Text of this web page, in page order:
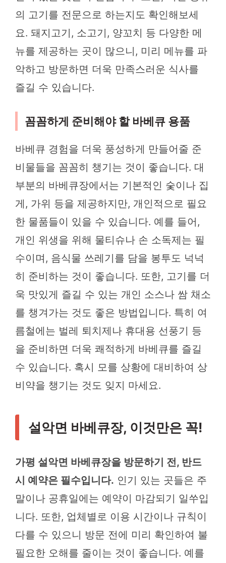
의 고기를 전문으로 하는지도 확인해보세
요. 돼지고기, 소고기, 양꼬치 등 다양한 메
뉴를 제공하는 곳이 많으니, 미리 메뉴를 파
악하고 방문하면 더욱 만족스러운 식사를
즐길 수 있습니다.
꼼꼼하게 준비해야 할 바베큐 용품
바베큐 경험을 더욱 풍성하게 만들어줄 준
비물들을 꼼꼼히 챙기는 것이 좋습니다. 대
부분의 바베큐장에서는 기본적인 숯이나 집
게, 가위 등을 제공하지만, 개인적으로 필요
한 물품들이 있을 수 있습니다. 예를 들어,
개인 위생을 위해 물티슈나 손 소독제는 필
수이며, 음식물 쓰레기를 담을 봉투도 넉넉
히 준비하는 것이 좋습니다. 또한, 고기를 더
욱 맛있게 즐길 수 있는 개인 소스나 쌈 채소
를 챙겨가는 것도 좋은 방법입니다. 특히 여
름철에는 벌레 퇴치제나 휴대용 선풍기 등
을 준비하면 더욱 쾌적하게 바베큐를 즐길
수 있습니다. 혹시 모를 상황에 대비하여 상
비약을 챙기는 것도 잊지 마세요.
설악면 바베큐장, 이것만은 꼭!
가평 설악면 바베큐장을 방문하기 전, 반드
시 예약은 필수입니다. 인기 있는 곳들은 주
말이나 공휴일에는 예약이 마감되기 일쑤입
니다. 또한, 업체별로 이용 시간이나 규칙이
다를 수 있으니 방문 전에 미리 확인하여 불
필요한 오해를 줄이는 것이 좋습니다. 예를